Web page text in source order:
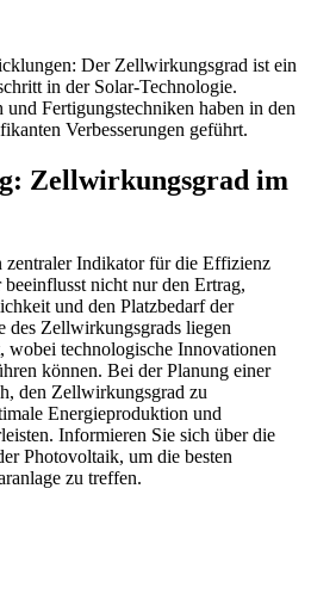
Der Zellwirkungsgrad ist ein
in der Solar-Technologie.
Fertigungstechniken haben in den
Verbesserungen geführt.
Zellwirkungsgrad im
Indikator für die Effizienz
nicht nur den Ertrag,
und den Platzbedarf der
des Zellwirkungsgrads liegen
wobei technologische Innovationen
können. Bei der Planung einer
den Zellwirkungsgrad zu
Energieproduktion und
Informieren Sie sich über die
Photovoltaik, um die besten
zu treffen.